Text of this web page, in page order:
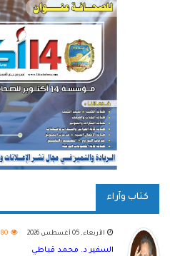
كتاب وآراء
الأربعاء, 05 أغسطس 2026 80
السفير د. محمد قباطي